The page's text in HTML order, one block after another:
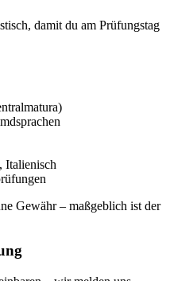
damit du am Prüfungstag
Italienisch
Gewähr – maßgeblich ist der